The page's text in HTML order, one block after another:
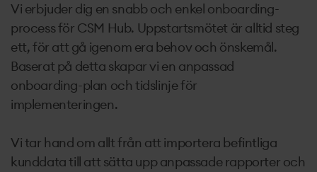
Vi erbjuder dig en snabb och enkel onboarding-
process för CSM Hub. Uppstartsmötet är alltid steg
ett, för att gå igenom era behov och önskemål.
Baserat på detta skapar vi en anpassad
onboarding-plan och tidslinje för
implementeringen.
Vi tar hand om allt från att importera befintliga
kunddata till att sätta upp anpassade rapporter och